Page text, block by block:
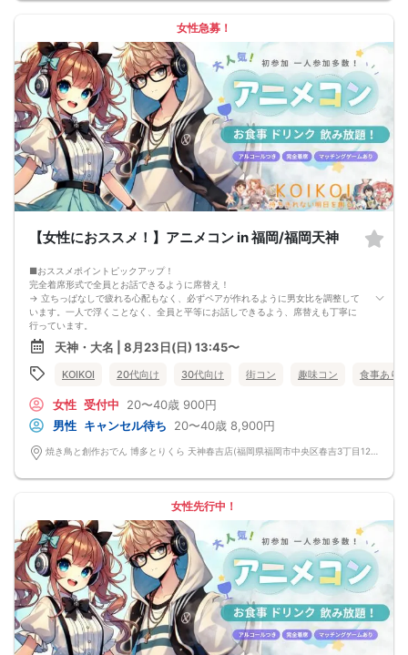
女性急募！
【女性におススメ！】アニメコン in 福岡/福岡天神
■おススメポイントピックアップ！
完全着席形式で全員とお話できるように席替え！
→ 立ちっぱなしで疲れる心配もなく、必ずペアが作れるように男女比を調整して
います。一人で浮くことなく、全員と平等にお話しできるよう、席替えも丁寧に
行っています。
会話を盛り上げるプロフィールシート＆アニメ一覧表！
→ 趣味や好みからスムーズに会話がスタート！「何を話そう…」と悩むことな
く、共通の話題で盛り上がれます。
自然なつながりをサポートするマッチングゲーム開催！
返却されるので安心です。
■最少催行人数
男女4対4
■中止判断タイミング
前日20時、または開催6時間前の時点で最少開催人数に満たない場合
→ お酒が飲めない方にはソフトドリンクも豊富にご用意しています！
天神・大名 | 8月23日(日) 13:45〜
KOIKOI 20代向け 30代向け 街コン 趣味コン 食事あり
女性 受付中 20〜40歳 900円
男性 キャンセル待ち 20〜40歳 8,900円
焼き鳥と創作おでん 博多とりくら 天神春吉店(福岡県福岡市中央区春吉3丁目12-24-2 BLUGE天神1階) 福岡県福岡市中央区春吉3丁目12-24-2 BLUGE天神1階
女性先行中！